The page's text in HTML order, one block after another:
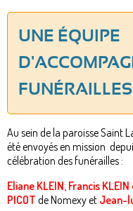
UNE ÉQUIPE
Au sein de la paroisse Saint
été envoyés en mission
célébration des funérailles :
Eliane KLEIN, Francis KLEIN
PICOT de Nomexy et Jean-